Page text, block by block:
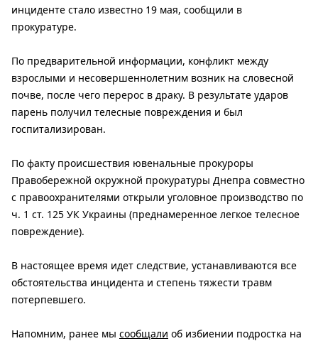
инциденте стало известно 19 мая, сообщили в
прокуратуре.
По предварительной информации, конфликт между
взрослыми и несовершеннолетним возник на словесной
почве, после чего перерос в драку. В результате ударов
парень получил телесные повреждения и был
госпитализирован.
По факту происшествия ювенальные прокуроры
Правобережной окружной прокуратуры Днепра совместно
с правоохранителями открыли уголовное производство по
ч. 1 ст. 125 УК Украины (преднамеренное легкое телесное
повреждение).
В настоящее время идет следствие, устанавливаются все
обстоятельства инцидента и степень тяжести травм
потерпевшего.
Напомним, ранее мы сообщали об избиении подростка на